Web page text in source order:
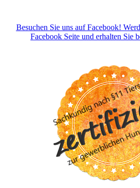
Besuchen Sie uns auf Facebook!
Facebook Seite und erhalten Sie